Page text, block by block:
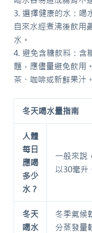
3. 選擇健康的水：喝
自來水經煮沸後飲用
水。
4. 避免含糖飲料：含
題，應儘量避免飲用
茶、咖啡或新鮮果汁。
冬天喝水量指南
人體
每日
應喝
多少
水？
一般來說
以30毫升
冬天
喝水
冬季氣候
分蒸發量